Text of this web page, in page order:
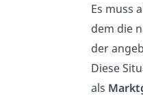
Es muss
dem die
der
Diese
als